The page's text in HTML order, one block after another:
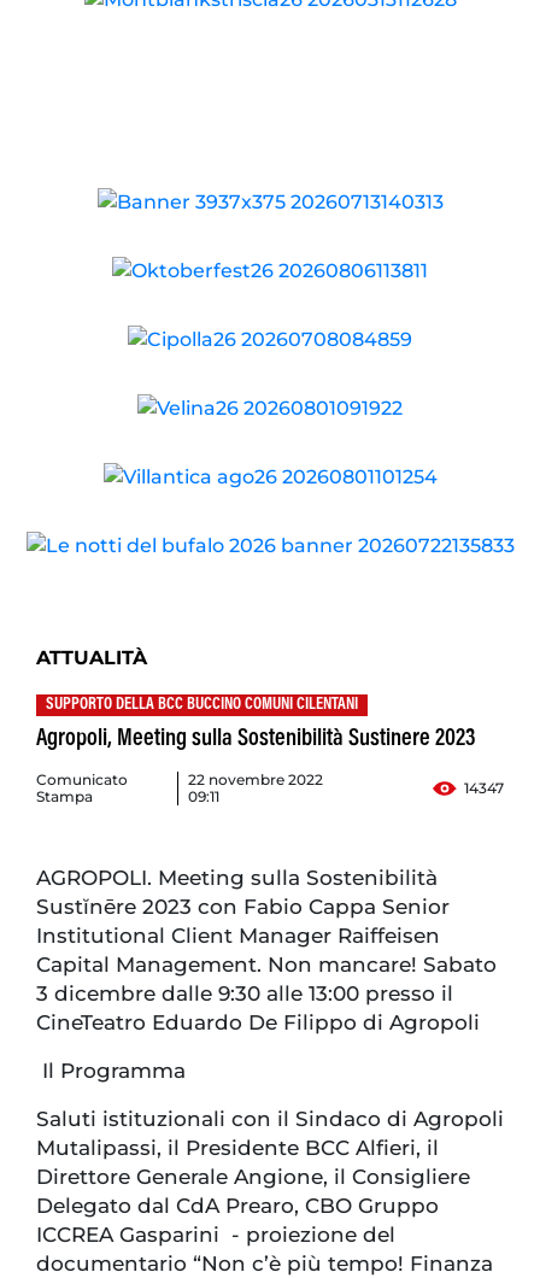
ATTUALITÀ
SUPPORTO DELLA BCC BUCCINO COMUNI CILENTANI
Agropoli, Meeting sulla Sostenibilità Sustinere 2023
Comunicato
Stampa
22 novembre 2022
09:11
14347
AGROPOLI. Meeting sulla Sostenibilità
Sustĭnēre 2023 con Fabio Cappa Senior
Institutional Client Manager Raiffeisen
Capital Management. Non mancare! Sabato
3 dicembre dalle 9:30 alle 13:00 presso il
CineTeatro Eduardo De Filippo di Agropoli
Il Programma
Saluti istituzionali con il Sindaco di Agropoli
Mutalipassi, il Presidente BCC Alfieri, il
Direttore Generale Angione, il Consigliere
Delegato dal CdA Prearo, CBO Gruppo
ICCREA Gasparini - proiezione del
documentario “Non c’è più tempo! Finanza